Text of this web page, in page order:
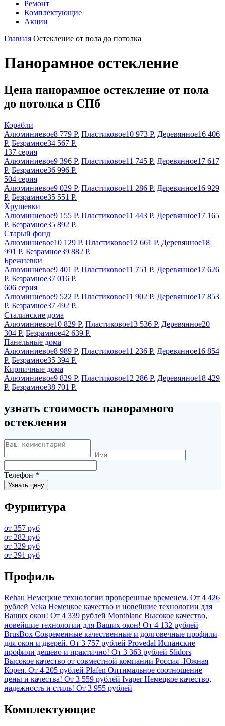
Ремонт
Комплектующие
Акции
Главная Остекление от пола до потолка
Панорамное остекление
Цена панорамное остекление от пола
до потолка в СПб
Корабли
Алюминиевое8 779 Р. Пластиковое10 973 Р. Деревянное16 406
Р. Безрамное34 567 Р.
137 серия
Алюминиевое9 396 Р. Пластиковое11 745 Р. Деревянное17 617
Р. Безрамное36 996 Р.
504 серия
Алюминиевое9 029 Р. Пластиковое11 286 Р. Деревянное16 929
Р. Безрамное35 551 Р.
Хрущевки
Алюминиевое9 155 Р. Пластиковое11 443 Р. Деревянное17 165
Р. Безрамное35 892 Р.
Старый фонд
Алюминиевое10 129 Р. Пластиковое12 661 Р. Деревянное18
991 Р. Безрамное39 882 Р.
Брежневки
Алюминиевое9 401 Р. Пластиковое11 751 Р. Деревянное17 626
Р. Безрамное37 016 Р.
606 серия
Алюминиевое9 522 Р. Пластиковое11 902 Р. Деревянное17 853
Р. Безрамное37 492 Р.
Сталинские дома
Алюминиевое10 829 Р. Пластиковое13 536 Р. Деревянное20
304 Р. Безрамное42 639 Р.
Панельные дома
Алюминиевое8 989 Р. Пластиковое11 236 Р. Деревянное16 854
Р. Безрамное35 394 Р.
Кирпичные дома
Алюминиевое9 829 Р. Пластиковое12 286 Р. Деревянное18 429
Р. Безрамное38 701 Р.
узнать стоимость панорамного
остекления
Телефон *
Узнать цену
Фурнитура
от 357 руб
от 282 руб
от 329 руб
от 291 руб
Профиль
Rehau Немецкие технологии проверенные временем. От 4 426
рублей Veka Немецкое качество и новейшие технологии для
Ваших окон! От 4 339 рублей Montblanc Высокое качество,
новейшие технологии для Ваших окон! От 4 132 рублей
BrusBox Современные качественные и долговечные профили
для окон и дверей. От 3 757 рублей Provedal Испанские
профили дешево и практично! От 3 363 рублей Slidors
Высокое качество от совместной компании Россия -Южная
Корея. От 4 205 рублей Plafen Оптимальное соотношение
цены и качества! От 3 559 рублей IvaperНемецкое качество,
надежность и стиль! От 3 955 рублей
Комплектующие